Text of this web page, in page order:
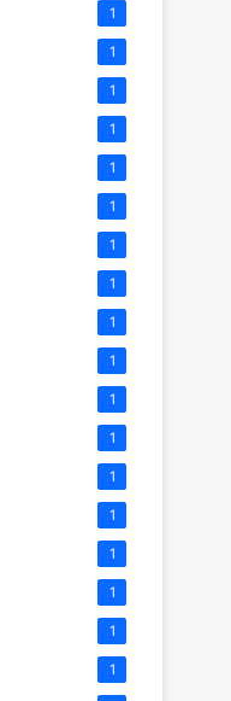
1
1
1
1
1
1
1
1
1
1
1
1
1
1
1
1
1
1